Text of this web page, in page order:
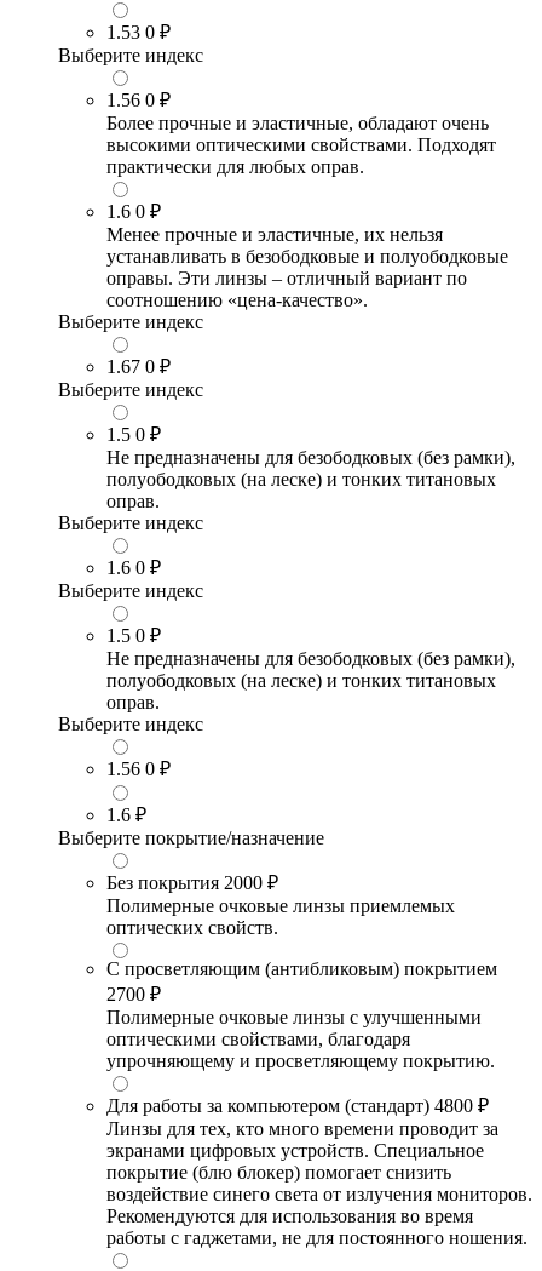
1.53 0 ₽
Выберите индекс
1.56 0 ₽
Более прочные и эластичные, обладают очень
высокими оптическими свойствами. Подходят
практически для любых оправ.
1.6 0 ₽
Менее прочные и эластичные, их нельзя
устанавливать в безободковые и полуободковые
оправы. Эти линзы – отличный вариант по
соотношению «цена-качество».
Выберите индекс
1.67 0 ₽
Выберите индекс
1.5 0 ₽
Не предназначены для безободковых (без рамки),
полуободковых (на леске) и тонких титановых
оправ.
Выберите индекс
1.6 0 ₽
Выберите индекс
1.5 0 ₽
Не предназначены для безободковых (без рамки),
полуободковых (на леске) и тонких титановых
оправ.
Выберите индекс
1.56 0 ₽
1.6 ₽
Выберите покрытие/назначение
Без покрытия 2000 ₽
Полимерные очковые линзы приемлемых
оптических свойств.
С просветляющим (антибликовым) покрытием
2700 ₽
Полимерные очковые линзы с улучшенными
оптическими свойствами, благодаря
упрочняющему и просветляющему покрытию.
Для работы за компьютером (стандарт) 4800 ₽
Линзы для тех, кто много времени проводит за
экранами цифровых устройств. Специальное
покрытие (блю блокер) помогает снизить
воздействие синего света от излучения мониторов.
Рекомендуются для использования во время
работы с гаджетами, не для постоянного ношения.